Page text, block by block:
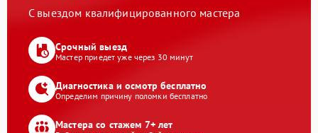
С выездом квалифицированного мастера
Срочный выезд
Мастер приедет уже через 30 минут
Диагностика и осмотр бесплатно
Определим причину поломки бесплатно
Мастера со стажем 7+ лет